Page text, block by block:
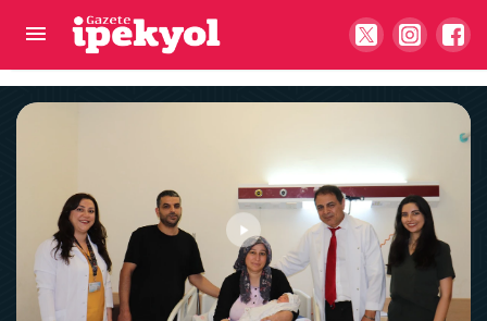
Şanlıurfa’da yıllardır tedavi arayanlara umut!
Yanlış inanışlar hastalığı ağırlaştırıyor